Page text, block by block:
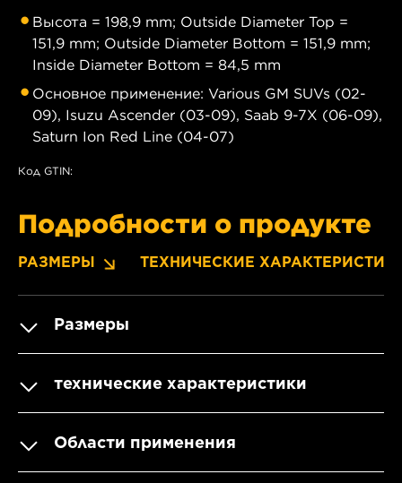
Высота = 198,9 mm; Outside Diameter Top =
151,9 mm; Outside Diameter Bottom = 151,9 mm;
Inside Diameter Bottom = 84,5 mm
Основное применение: Various GM SUVs (02-
09), Isuzu Ascender (03-09), Saab 9-7X (06-09),
Saturn Ion Red Line (04-07)
Код GTIN:
Подробности о продукте
РАЗМЕРЫ ТЕХНИЧЕСКИЕ
Размеры
технические характеристики
Области применения